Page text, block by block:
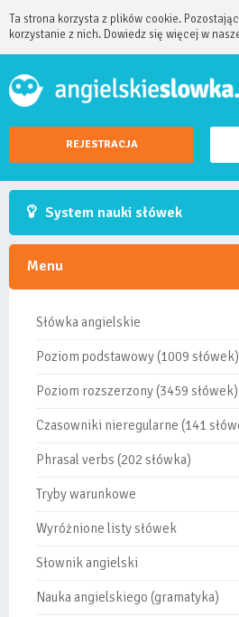
Ta strona korzysta z plików cookie.
korzystanie z nich. Dowiedz się więcej w
REJESTRACJA
System nauki słówek
Menu
Słówka angielskie
Poziom podstawowy (1009 słówek)
Poziom rozszerzony (3459 słówek)
Czasowniki nieregularne (141
Phrasal verbs (202 słówka)
Tryby warunkowe
Wyróżnione listy słówek
Słownik angielski
Nauka angielskiego (gramatyka)